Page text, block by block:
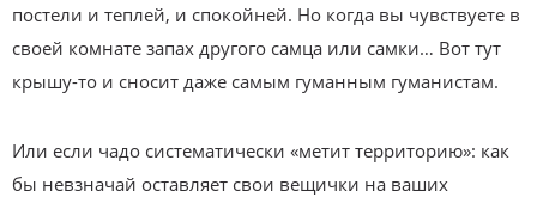
постели и теплей, и спокойней. Но когда вы чувствуете в
своей комнате запах другого самца или самки… Вот тут
крышу-то и сносит даже самым гуманным гуманистам.
Или если чадо систематически «метит территорию»: как
бы невзначай оставляет свои вещички на ваших